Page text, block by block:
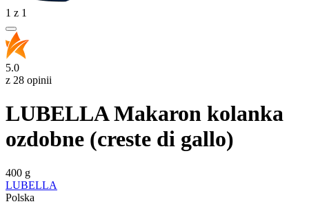
1 z 1
5.0
z 28 opinii
LUBELLA Makaron kolanka
ozdobne (creste di gallo)
400 g
LUBELLA
Polska